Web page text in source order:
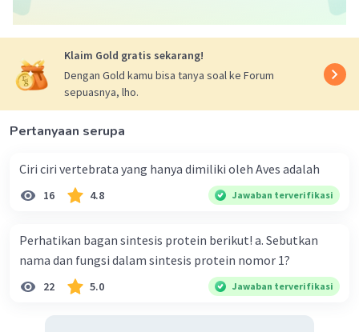
Klaim Gold gratis sekarang!
Dengan Gold kamu bisa tanya soal ke Forum
sepuasnya, lho.
Pertanyaan serupa
Ciri ciri vertebrata yang hanya dimiliki oleh Aves adalah
16 4.8 Jawaban terverifikasi
Perhatikan bagan sintesis protein berikut! a. Sebutkan
nama dan fungsi dalam sintesis protein nomor 1?
22 5.0 Jawaban terverifikasi